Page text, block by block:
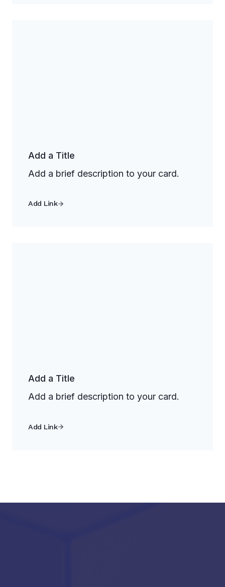
Add a Title
Add a brief description to your card.
Add Link
Add a Title
Add a brief description to your card.
Add Link